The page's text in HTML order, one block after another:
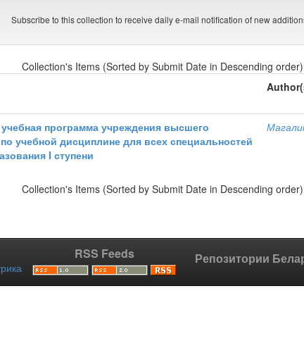
Subscribe to this collection to receive daily e-mail notification of new
Collection's Items (Sorted by Submit Date in Descending
программа учреждения высшего
учебной дисциплине для всех специальностей
I ступени
Collection's Items (Sorted by Submit Date in Descending
RSS Feeds Репозитории